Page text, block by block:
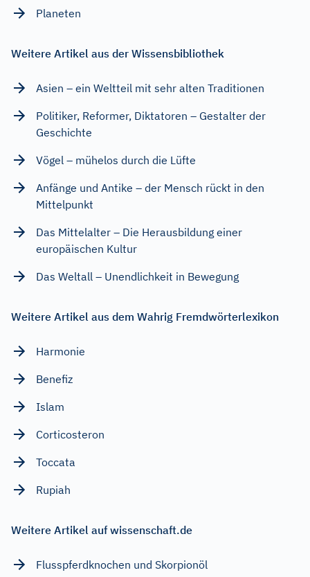
Planeten
Weitere Artikel aus der Wissensbibliothek
Asien – ein Weltteil mit sehr alten Traditionen
Politiker, Reformer, Diktatoren – Gestalter der
Geschichte
Vögel – mühelos durch die Lüfte
Anfänge und Antike – der Mensch rückt in den
Mittelpunkt
Das Mittelalter – Die Herausbildung einer
europäischen Kultur
Das Weltall – Unendlichkeit in Bewegung
Weitere Artikel aus dem Wahrig Fremdwörterlexikon
Harmonie
Benefiz
Islam
Corticosteron
Toccata
Rupiah
Weitere Artikel auf wissenschaft.de
Flusspferdknochen und Skorpionöl